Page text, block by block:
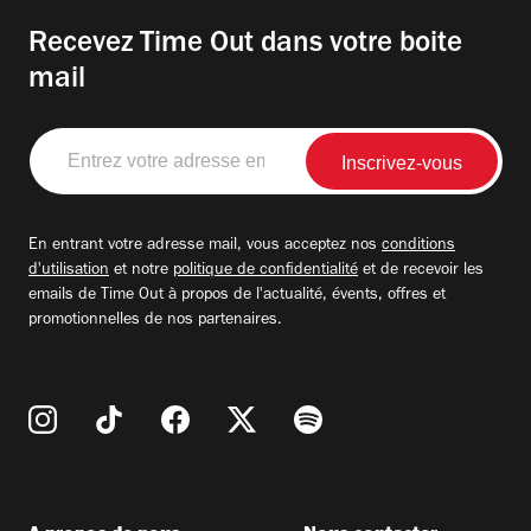
Recevez Time Out dans votre boite
mail
Entrez
votre
adresse
En entrant votre adresse mail, vous acceptez nos conditions
d'utilisation et notre politique de confidentialité et de recevoir les
emails de Time Out à propos de l'actualité, évents, offres et
promotionnelles de nos partenaires.